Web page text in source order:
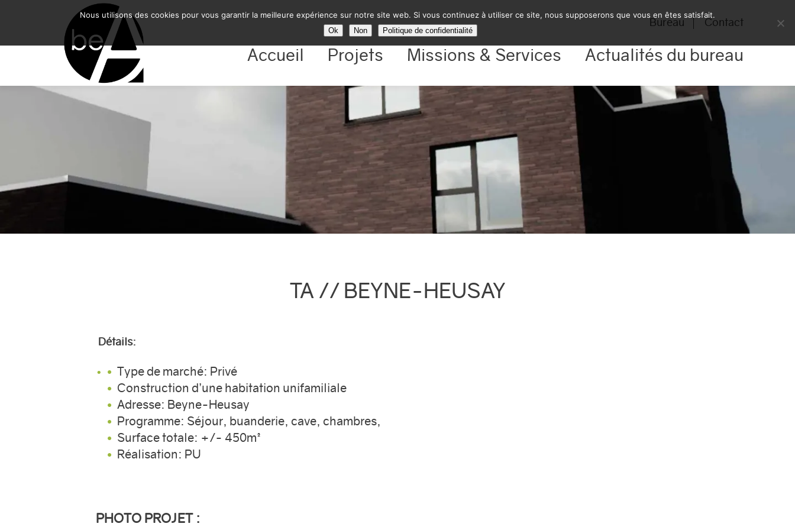
Bureau Contact
Accueil Projets Missions & Services Actualités du bureau
TA // BEYNE-HEUSAY
Détails:
Type de marché: Privé
Construction d’une habitation unifamiliale
Adresse: Beyne-Heusay
Programme: Séjour, buanderie, cave, chambres,
Surface totale: +/- 450m²
Réalisation: PU
PHOTO PROJET :
Nous utilisons des cookies pour vous garantir la meilleure expérience sur notre site web. Si vous continuez à utiliser ce site, nous supposerons que vous en êtes satisfait.
Ok Non Politique de confidentialité